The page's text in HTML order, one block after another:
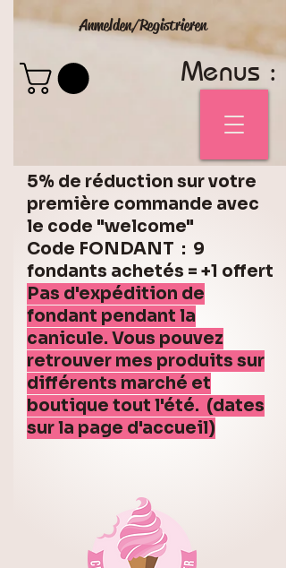
Anmelden/Registrieren
Menus :
5% de réduction sur votre
première commande avec
le code "welcome"
Code FONDANT : 9
fondants achetés = +1 offert
Pas d'expédition de
fondant pendant la
canicule. Vous pouvez
retrouver mes produits sur
différents marché et
boutique tout l'été. (dates
sur la page d'accueil)